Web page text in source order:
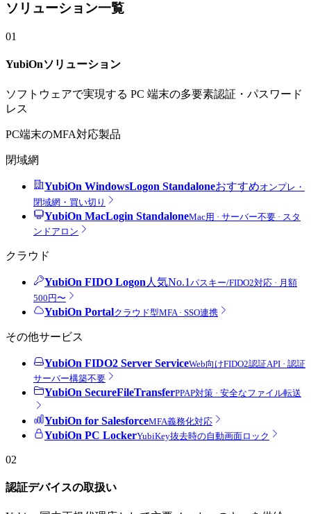
ソリューション一覧
01
YubiOnソリューション
ソフトウェアで実現する PC 端末の多要素認証・パスワード
レス
PC端末のMFA対応製品
閉域網
YubiOn WindowsLogon Standaloneおすすめオンプレ・
閉域網・買い切り
YubiOn MacLogin StandaloneMac用 · サーバー不要 · スタ
ンドアロン
クラウド
YubiOn FIDO Logon 人気No.1 パスキー/FIDO2対応 · 月額
500円〜
YubiOn Portalクラウド型MFA · SSO連携
その他サービス
YubiOn FIDO2 Server ServiceWeb向けFIDO2認証API · 認証
サーバー構築不要
YubiOn SecureFileTransferPPAP対策 · 安全なファイル転送
YubiOn for SalesforceMFA義務化対応
YubiOn PC LockerYubiKey抜去時の自動画面ロック
02
認証デバイスの取扱い